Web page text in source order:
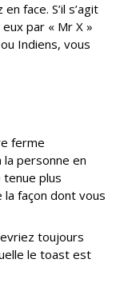
face. S’il s’agit
par « Mr X »
Indiens, vous
ferme
personne en
plus
façon dont vous
toujours
le toast est